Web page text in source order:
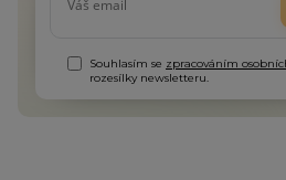
Souhlasím se zpracováním
rozesílky newsletteru.